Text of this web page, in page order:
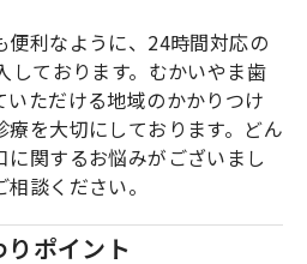
利なように、24時間対応の
しております。むかいやま歯
ただける地域のかかりつけ
を大切にしております。どん
関するお悩みがございまし
談ください。
ポイント